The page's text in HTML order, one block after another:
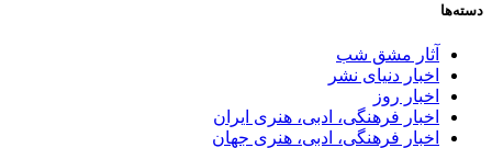
دسته‌ها
آثار مشق شب
اخبار دنیای نشر
اخبار روز
اخبار فرهنگی، ادبی، هنری ایران
اخبار فرهنگی، ادبی، هنری جهان